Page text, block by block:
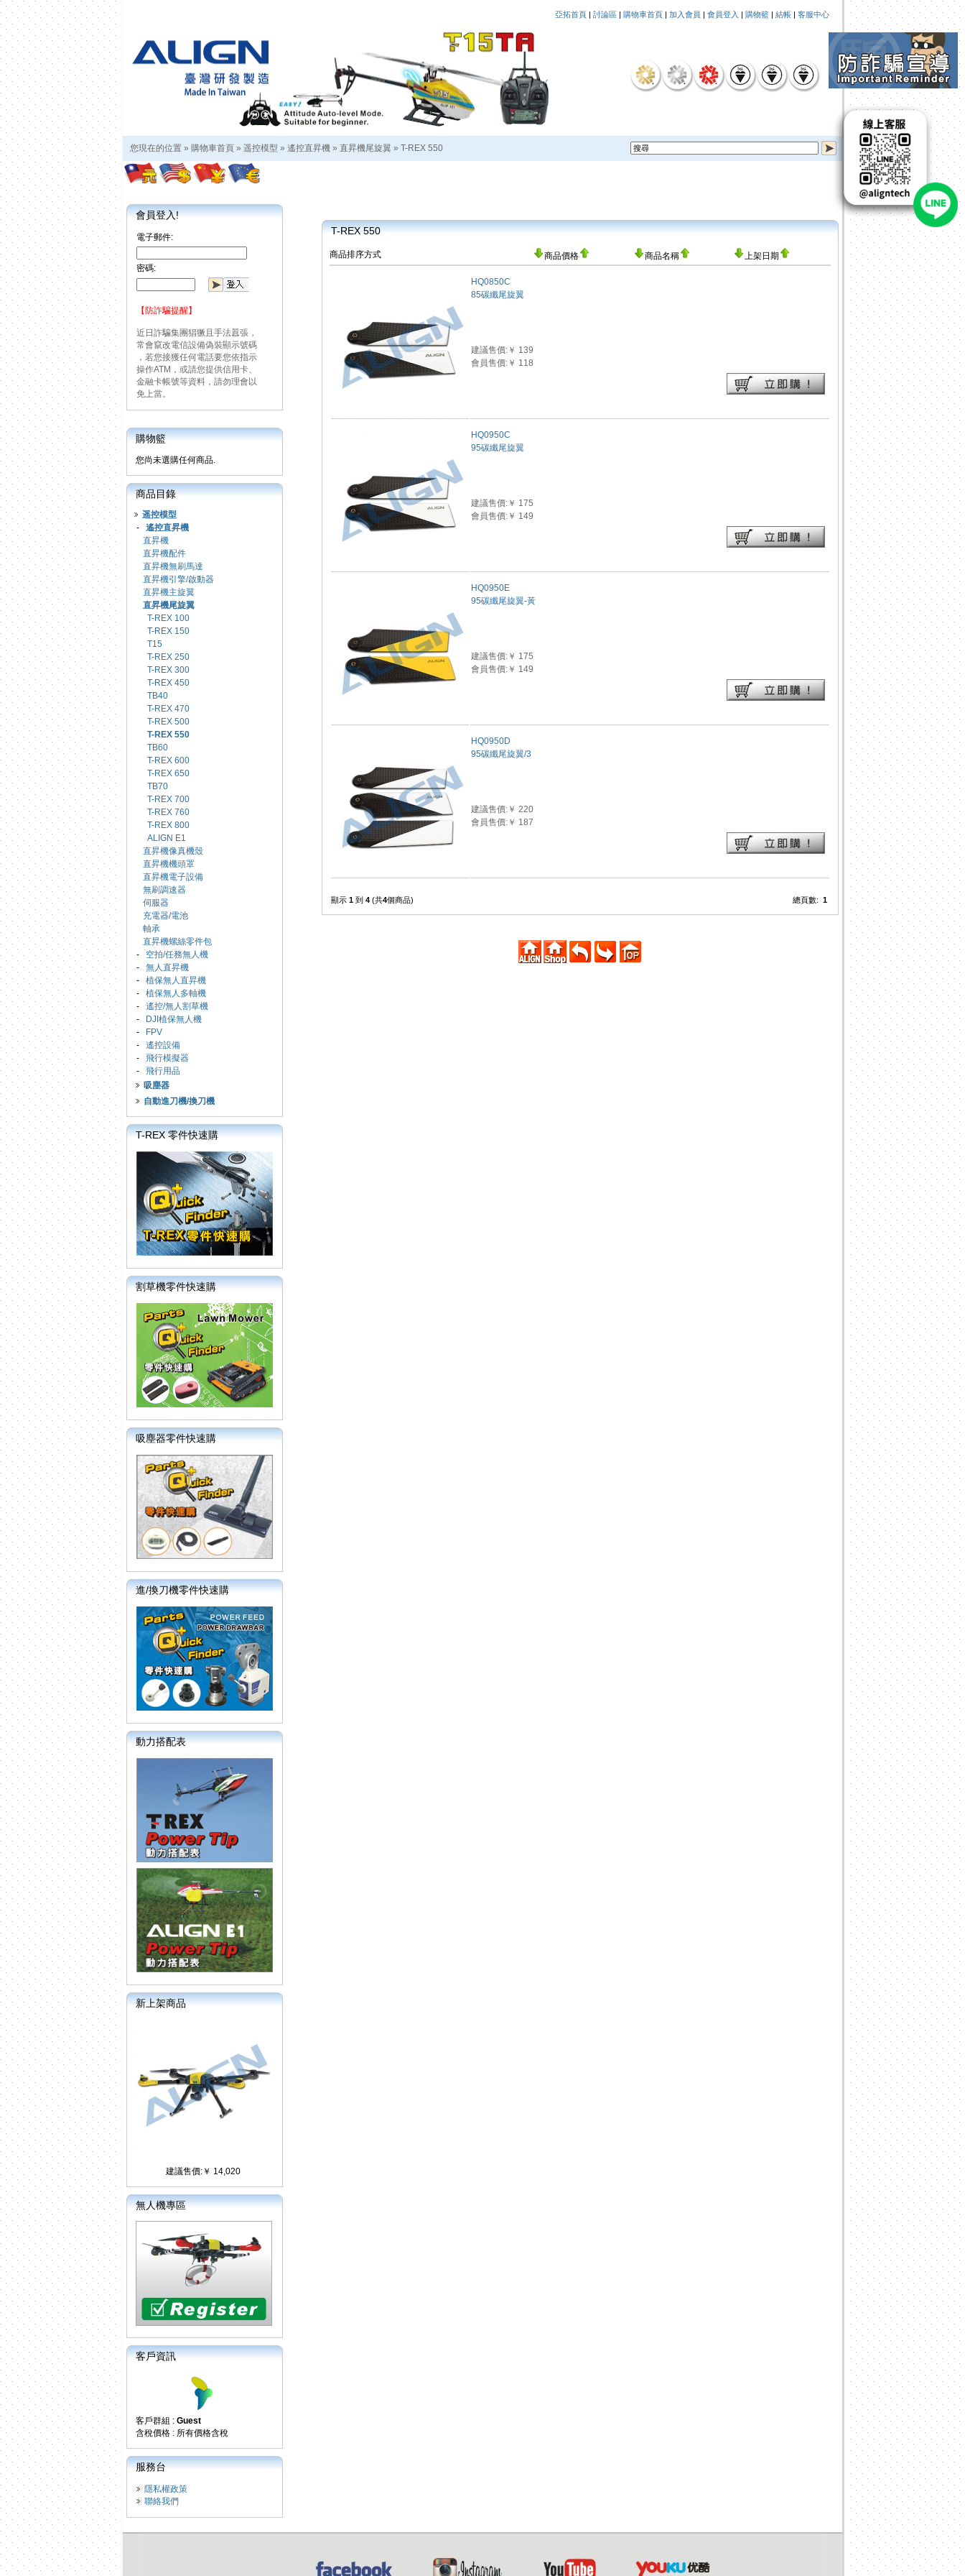
亞拓首頁 | 討論區 | 購物車首頁 | 加入會員 | 會員登入 | 購物籃 | 結帳 | 客服中心
您現在的位置 » 購物車首頁 » 遥控模型 » 遙控直昇機 » 直昇機尾旋翼 » T-REX 550
會員登入!
電子郵件:
密碼:
【防詐騙提醒】
近日詐騙集團猖獗且手法囂張，
常會竄改電信設備偽裝顯示號碼
，若您接獲任何電話要您依指示
操作ATM，或請您提供信用卡、
金融卡帳號等資料，請勿理會以
免上當。
購物籃
您尚未選購任何商品.
商品目錄
遥控模型
- 遙控直昇機
直昇機
直昇機配件
直昇機無刷馬達
直昇機引擎/啟動器
直昇機主旋翼
直昇機尾旋翼
T-REX 100
T-REX 150
T15
T-REX 250
T-REX 300
T-REX 450
TB40
T-REX 470
T-REX 500
T-REX 550
TB60
T-REX 600
T-REX 650
TB70
T-REX 700
T-REX 760
T-REX 800
ALIGN E1
直昇機像真機殼
直昇機機頭罩
直昇機電子設備
無刷調速器
伺服器
充電器/電池
軸承
直昇機螺絲零件包
- 空拍/任務無人機
- 無人直昇機
- 植保無人直昇機
- 植保無人多軸機
- 遙控/無人割草機
-
DJI植保無人機
-
FPV
- 遙控設備
- 飛行模擬器
- 飛行用品
吸塵器
自動進刀機/換刀機
T-REX 零件快速購
割草機零件快速購
吸塵器零件快速購
進/換刀機零件快速購
動力搭配表
新上架商品
建議售價:￥ 14,020
無人機專區
客戶資訊
客戶群組 : Guest
含稅價格 : 所有價格含稅
服務台
隱私權政策
聯絡我們
T-REX 550
商品排序方式 商品價格 商品名稱 上架日期
HQ0850C
85碳纖尾旋翼
建議售價:￥ 139
會員售價:￥ 118
HQ0950C
95碳纖尾旋翼
建議售價:￥ 175
會員售價:￥ 149
HQ0950E
95碳纖尾旋翼-黃
建議售價:￥ 175
會員售價:￥ 149
HQ0950D
95碳纖尾旋翼/3
建議售價:￥ 220
會員售價:￥ 187
顯示 1 到 4 (共4個商品) 總頁數: 1